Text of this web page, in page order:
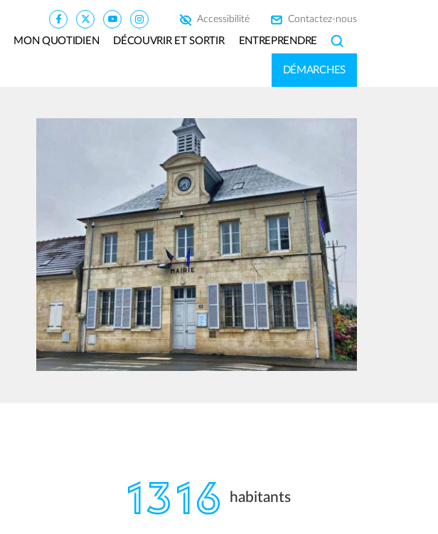
Accessibilité Contactez-nous
MON QUOTIDIEN DÉCOUVRIR ET SORTIR ENTREPRENDRE SEARCH
DÉMARCHES
1316 habitants